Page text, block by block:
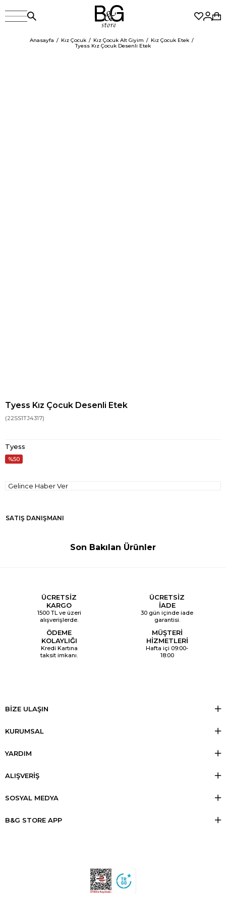
Anasayfa Kız Çocuk Kız Çocuk Alt Giyim
Kız Çocuk Etek
Tyess Kız Çocuk Desenli Etek
Tyess Kız Çocuk Desenli Etek
(22SS1TJ4317)
Tyess
50
Gelince Haber Ver
SATIŞ DANIŞMANI
Son Bakılan Ürünler
ÜCRETSİZ
KARGO
1500 TL ve üzeri
alışverişlerde.
ÜCRETSİZ
İADE
30 gün içinde iade
garantisi.
ÖDEME
KOLAYLIĞI
Kredi Kartına
taksit imkanı.
MÜŞTERİ
HİZMETLERİ
Hafta içi 09:00-
18:00
BİZE ULAŞIN
KURUMSAL
YARDIM
ALIŞVERİŞ
SOSYAL MEDYA
B&G STORE APP